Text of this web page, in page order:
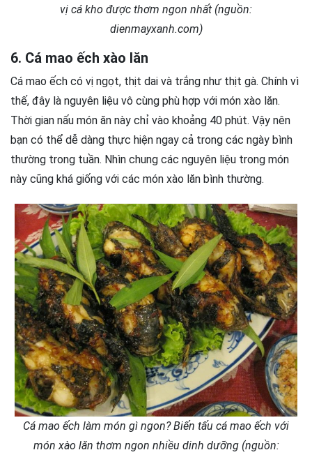
vị cá kho được thơm ngon nhất (nguồn:
dienmayxanh.com)
6. Cá mao ếch xào lăn
Cá mao ếch có vị ngọt, thịt dai và trắng như thịt gà. Chính vì
thế, đây là nguyên liệu vô cùng phù hợp với món xào lăn.
Thời gian nấu món ăn này chỉ vào khoảng 40 phút. Vậy nên
bạn có thể dễ dàng thực hiện ngay cả trong các ngày bình
thường trong tuần. Nhìn chung các nguyên liệu trong món
này cũng khá giống với các món xào lăn bình thường.
Cá mao ếch làm món gì ngon? Biến tấu cá mao ếch với
món xào lăn thơm ngon nhiều dinh dưỡng (nguồn: